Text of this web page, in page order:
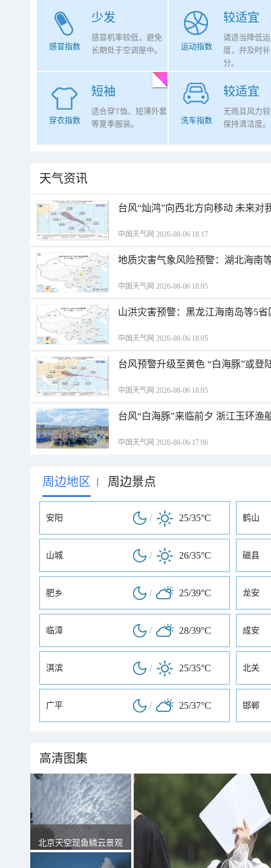
少发
感冒指数
感冒机率较低，避免
长期处于空调屋中。
较适宜
运动指数
请适当降低
度，并及时
分。
短袖
穿衣指数
适合穿T恤、短薄外套
等夏季服装。
较适宜
洗车指数
无雨且风力
保持清洁度。
天气资讯
台风“灿鸿”向西北方向移动 未来对
中国天气网 2026-08-06 18:17
地质灾害气象风险预警：湖北海南
中国天气网 2026-08-06 18:05
山洪灾害预警：黑龙江海南岛等5
中国天气网 2026-08-06 18:05
台风预警升级至黄色 “白海豚”或登
中国天气网 2026-08-06 18:05
台风“白海豚”来临前夕 浙江玉环渔
中国天气网 2026-08-06 17:06
周边地区 | 周边景点
安阳 / 25/35°C 鹤山
山城 / 26/35°C 磁县
肥乡 / 25/39°C 龙安
临漳 / 28/39°C 成安
淇滨 / 25/35°C 北关
广平 / 25/37°C 邯郸
高清图集
北京天空现鱼鳞云景观